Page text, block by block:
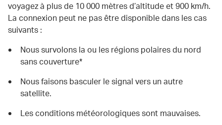
voyagez à plus de 10 000 mètres d’altitude et 900 km/h.
La connexion peut ne pas être disponible dans les cas
suivants :
Nous survolons la ou les régions polaires du nord
sans couverture*
Nous faisons basculer le signal vers un autre
satellite.
Les conditions météorologiques sont mauvaises.